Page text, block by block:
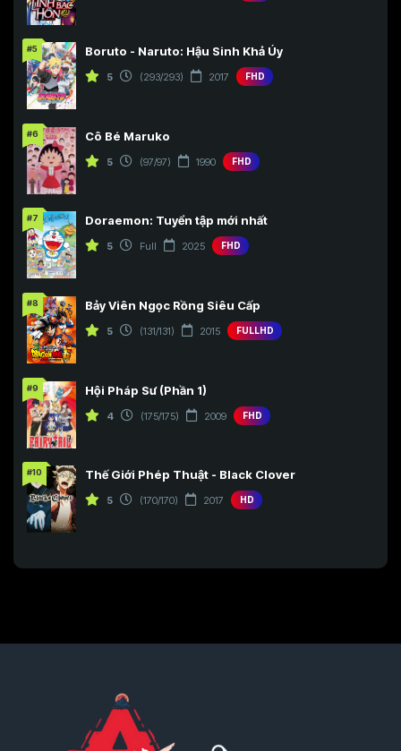
#5 Boruto - Naruto: Hậu Sinh Khả Úy
5 (293/293) 2017 FHD
#6 Cô Bé Maruko
5 (97/97) 1990 FHD
#7 Doraemon: Tuyển tập mới nhất
5 Full 2025 FHD
#8 Bảy Viên Ngọc Rồng Siêu Cấp
5 (131/131) 2015 FULLHD
#9 Hội Pháp Sư (Phần 1)
4 (175/175) 2009 FHD
#10 Thế Giới Phép Thuật - Black Clover
5 (170/170) 2017 HD